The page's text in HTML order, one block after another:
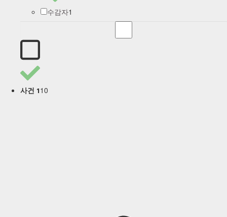
수감자1
사건 110